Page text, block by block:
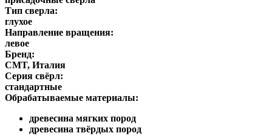
Тип сверла:
глухое
Направление вращения:
левое
Бренд:
CMT, Италия
Серия свёрл:
стандартные
Обрабатываемые материалы:
древесина мягких пород
древесина твёрдых пород